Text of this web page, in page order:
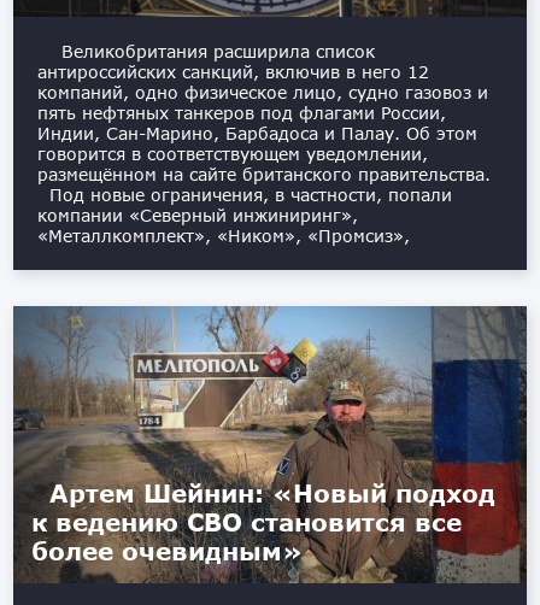
Великобритания расширила список
антироссийских санкций, включив в него 12
компаний, одно физическое лицо, судно газовоз и
пять нефтяных танкеров под флагами России,
Индии, Сан-Марино, Барбадоса и Палау. Об этом
говорится в соответствующем уведомлении,
размещённом на сайте британского правительства.
Под новые ограничения, в частности, попали
компании «Северный инжиниринг»,
«Металлкомплект», «Ником», «Промсиз»,
Артем Шейнин: «Новый подход
к ведению СВО становится все
более очевидным»